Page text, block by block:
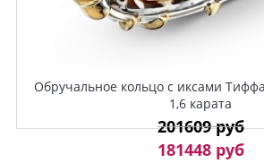
Обручальное кольцо с иксами
1,6 карата
201609 руб
181448 руб